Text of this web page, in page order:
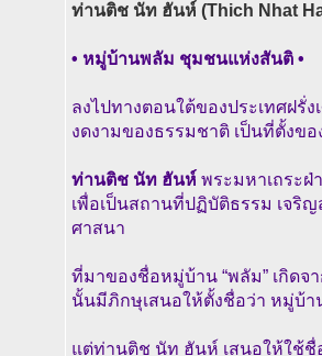
ท่านติช นัท ฮันห์ (Thich Nhat
• หมู่บ้านพลัม ชุมชนแห่งสันติ •
ลงไปทางตอนใต้ของประเทศฝรั่
งดงามของธรรมชาติ เป็นที่ตั้งข
ท่านติช นัท ฮันห์ พระมหาเถระฝ่
เพื่อเป็นสถานที่ปฏิบัติธรรม เจริ
ศาสนา
ที่มาของชื่อหมู่บ้าน “พลัม” เกิด
นั้นมีภิกษุเสนอให้ตั้งชื่อว่า หมู่บ้า
แต่ท่านติช นัท ฮันห์ เสนอให้ใช้